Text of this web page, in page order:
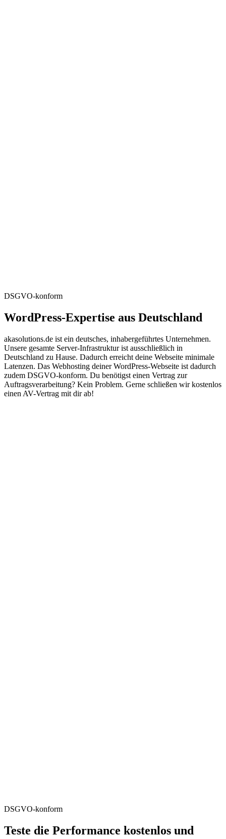
DSGVO-konform
WordPress-Expertise aus Deutschland
akasolutions.de ist ein deutsches, inhabergeführtes Unternehmen.
Unsere gesamte Server-Infrastruktur ist ausschließlich in
Deutschland zu Hause. Dadurch erreicht deine Webseite minimale
Latenzen. Das Webhosting deiner WordPress-Webseite ist dadurch
zudem DSGVO-konform. Du benötigst einen Vertrag zur
Auftragsverarbeitung? Kein Problem. Gerne schließen wir kostenlos
einen AV-Vertrag mit dir ab!
DSGVO-konform
Teste die Performance kostenlos und